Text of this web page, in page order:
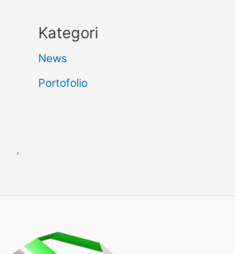
Kategori
News
Portofolio
'